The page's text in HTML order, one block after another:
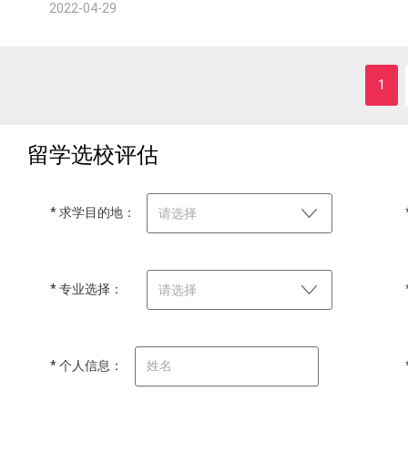
2022-04-29
1
留学选校评估
* 求学目的地： 请选择
* 专业选择： 请选择
* 个人信息：